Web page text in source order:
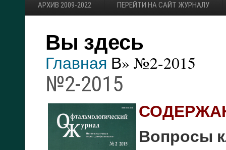
АРХИВ 2009-2022 ПЕРЕЙТИ НА САЙТ ЖУРНАЛУ
Вы здесь
Главная В» №2-2015
№2-2015
Вопросы